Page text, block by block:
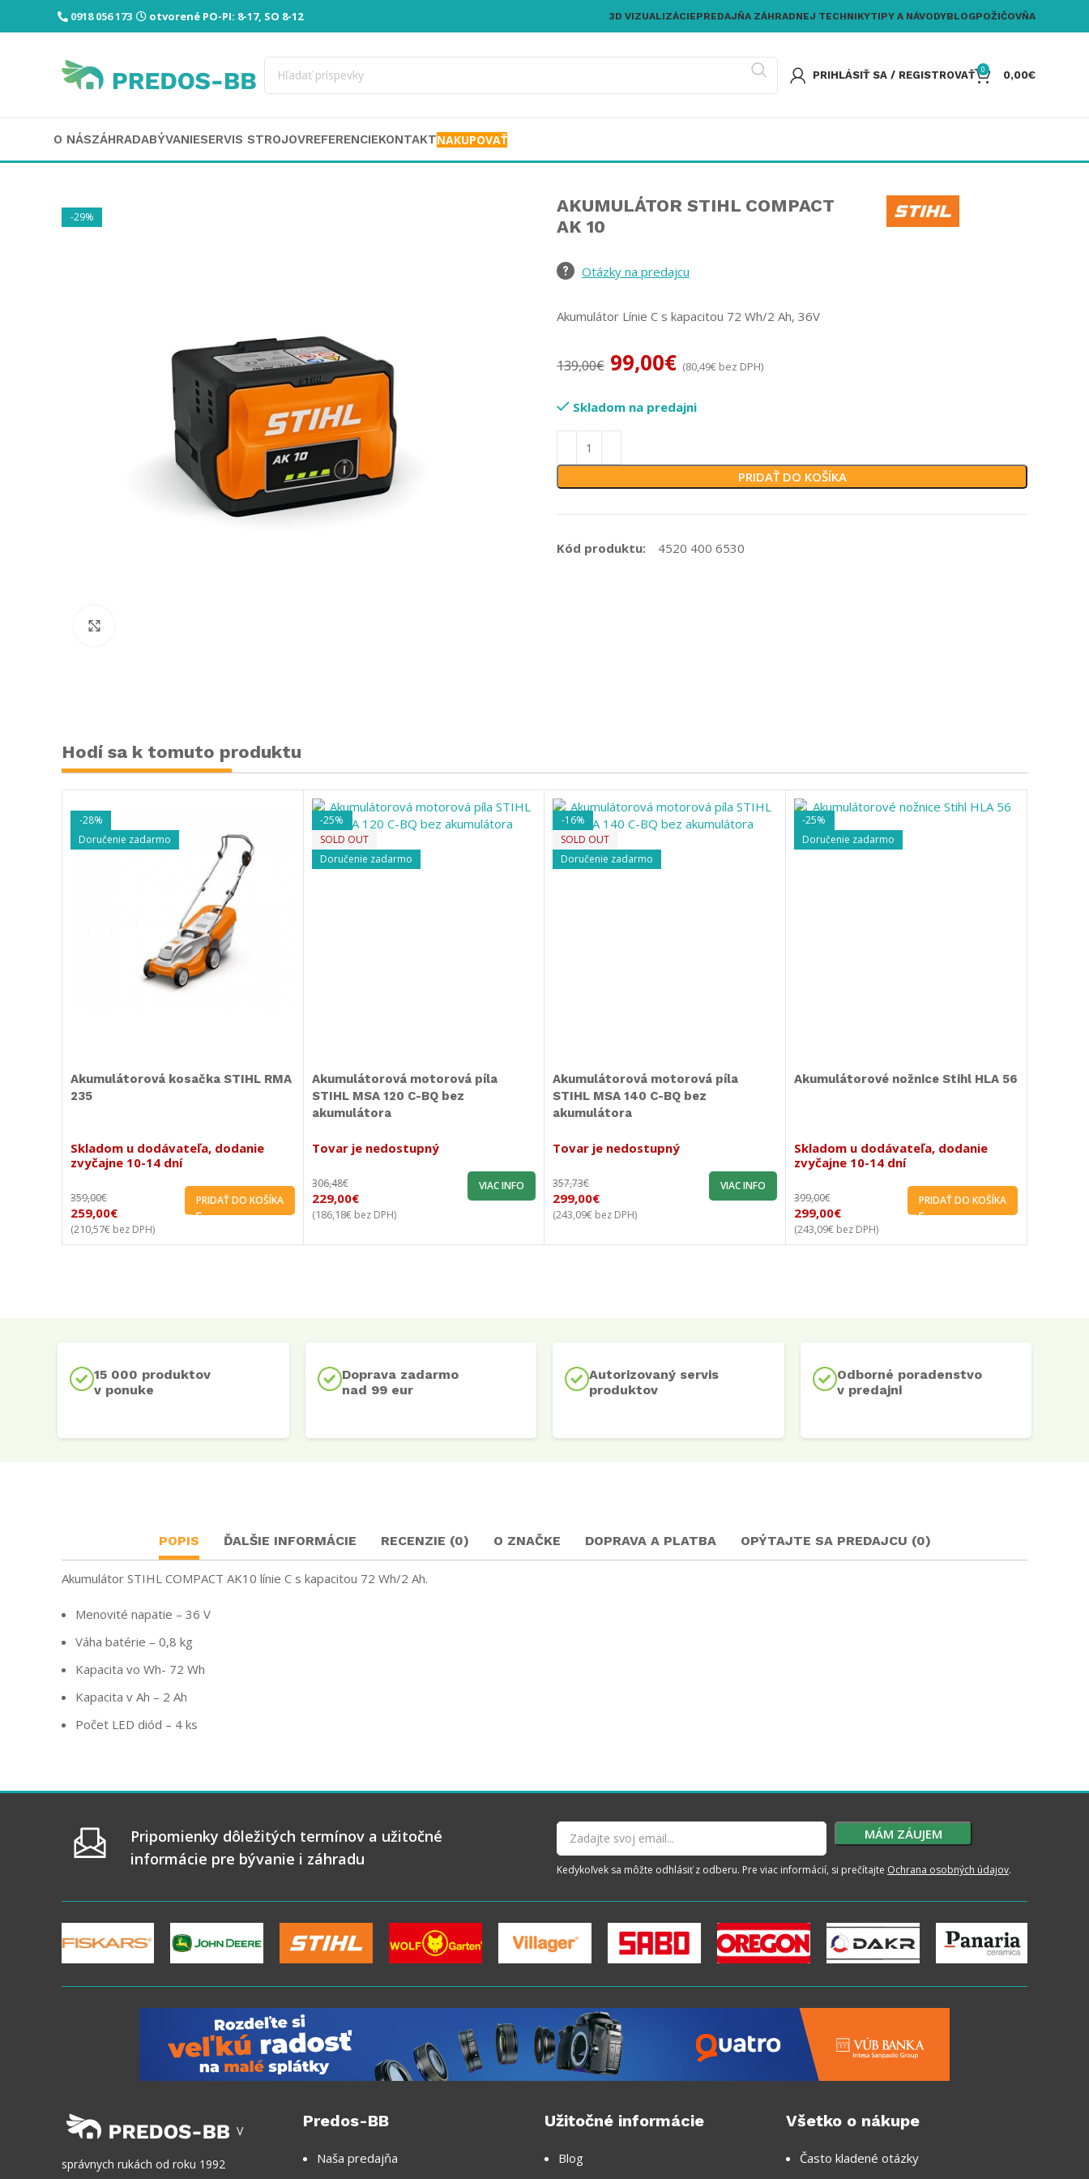
0918 056 173 otvorené PO-PI: 8-17, SO 8-12 3D VIZUALIZÁCIEPREDAJŇA ZÁHRADNEJ TECHNIKYTIPY A NÁVODYBLOGPOŽIČOVŇA
PRIHLÁSIŤ SA / REGISTROVAŤ 0 0,00€
O NÁSZÁHRADABÝVANIESERVIS STROJOVREFERENCIEKONTAKTNAKUPOVAŤ
-29%
AKUMULÁTOR STIHL COMPACT
AK 10
Otázky na predajcu
Akumulátor Línie C s kapacitou 72 Wh/2 Ah, 36V
139,00€ 99,00€ (80,49€ bez DPH)
Skladom na predajni
PRIDAŤ DO KOŠÍKA
Kód produktu: 4520 400 6530
Hodí sa k tomuto produktu
-28%
Doručenie zadarmo
Akumulátorová kosačka STIHL RMA
235
Skladom u dodávateľa, dodanie
zvyčajne 10-14 dní
359,00€
259,00€
(210,57€ bez DPH)
PRIDAŤ DO KOŠÍKA
-25%
SOLD OUT
Doručenie zadarmo
Akumulátorová motorová píla
STIHL MSA 120 C-BQ bez
akumulátora
Tovar je nedostupný
306,48€
229,00€
(186,18€bez DPH)
VIAC INFO
-16%
SOLD OUT
Doručenie zadarmo
Akumulátorová motorová píla
STIHL MSA 140 C-BQ bez
akumulátora
Tovar je nedostupný
357,73€
299,00€
(243,09€ bez DPH)
VIAC INFO
-25%
Doručenie zadarmo
Akumulátorové nožnice Stihl HLA 56
Skladom u dodávateľa, dodanie
zvyčajne 10-14 dní
399,00€
299,00€
(243,09€bez DPH)
PRIDAŤ DO KOŠÍKA
15 000 produktov
v ponuke
Doprava zadarmo
nad 99 eur
Autorizovaný servis
produktov
Odborné poradenstvo
v predajni
POPIS ĎALŠIE INFORMÁCIE RECENZIE (0) O ZNAČKE DOPRAVA A PLATBA OPÝTAJTE SA PREDAJCU (0)
Akumulátor STIHL COMPACT AK10 línie C s kapacitou 72 Wh/2 Ah.
Menovité napätie – 36 V
Váha batérie – 0,8 kg
Kapacita vo Wh- 72 Wh
Kapacita v Ah – 2 Ah
Počet LED diód – 4 ks
Pripomienky dôležitých termínov a užitočné
informácie pre bývanie i záhradu
Kedykoľvek sa môžte odhlásiť z odberu. Pre viac informácií, si prečítajte Ochrana osobných údajov.
V
správnych rukách od roku 1992
Predos-BB
Naša predajňa
Užitočné informácie
Blog
Všetko o nákupe
Často kladené otázky